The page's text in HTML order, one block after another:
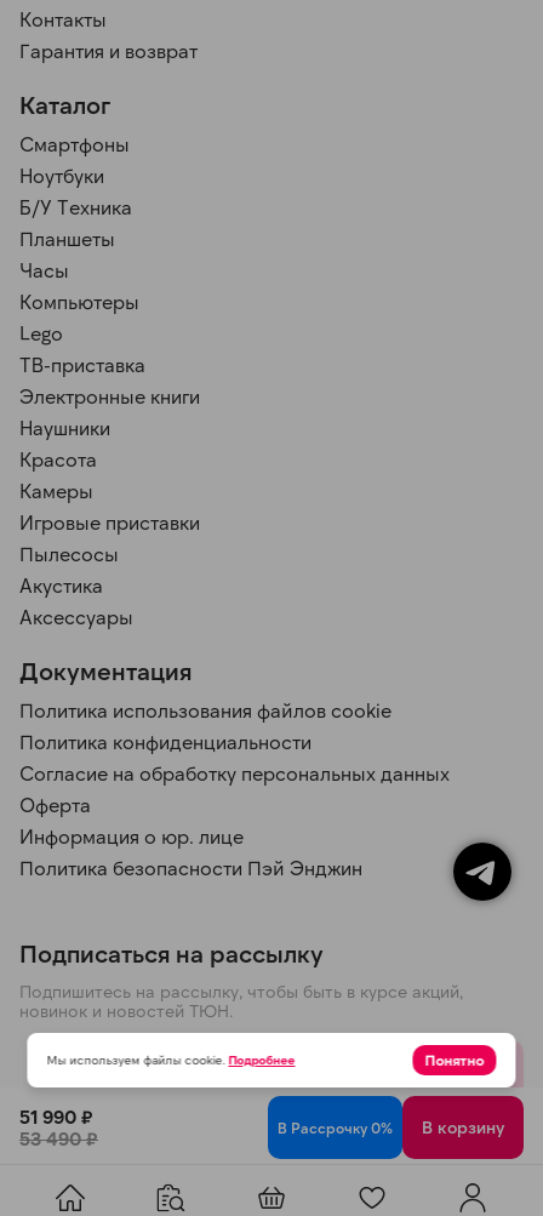
51 990 ₽
53 490 ₽
В Рассрочку 0% В корзину
Контакты
Гарантия и возврат
Каталог
Смартфоны
Ноутбуки
Б/У Техника
Планшеты
Часы
Компьютеры
Lego
ТВ-приставка
Электронные книги
Наушники
Красота
Камеры
Игровые приставки
Пылесосы
Акустика
Аксессуары
Документация
Политика использования файлов cookie
Политика конфиденциальности
Согласие на обработку персональных данных
Оферта
Информация о юр. лице
Политика безопасности Пэй Энджин
Подписаться на рассылку
Подпишитесь на рассылку, чтобы быть в курсе акций,
новинок и новостей ТЮН.
Отправить
Политика конфиденциальности © 2026 ООО ТЮН
Мы используем файлы cookie.Подробнее Понятно